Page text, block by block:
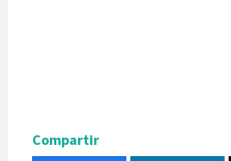
Compartir